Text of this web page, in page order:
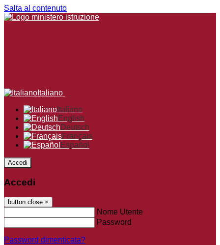
Salta al contenuto
Italiano
Italiano
English
Deutsch
Français
Español
Accedi
Accedi
button close ×
Nome Utente
Password
Password dimenticata?